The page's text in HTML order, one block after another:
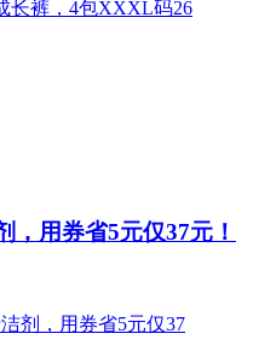
，用券省5元仅37元！